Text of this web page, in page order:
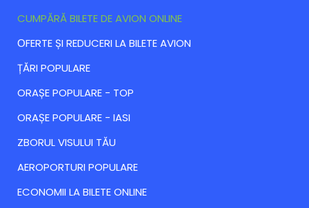
CUMPĂRĂ BILETE DE AVION ONLINE
ОFERTE ȘI REDUCERI LA BILETE AVION
ȚĂRI POPULARE
ORAȘE POPULARE - TOP
ORAȘE POPULARE - IASI
ZBORUL VISULUI TĂU
AEROPORTURI POPULARE
ECONOMII LA BILETE ONLINE